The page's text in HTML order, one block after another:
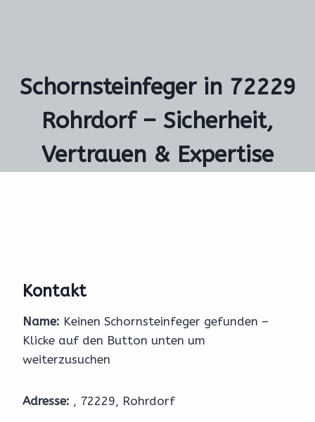
Schornsteinfeger in 72229
Rohrdorf – Sicherheit,
Vertrauen & Expertise
Kontakt
Name: Keinen Schornsteinfeger gefunden –
Klicke auf den Button unten um
weiterzusuchen
Adresse: , 72229, Rohrdorf